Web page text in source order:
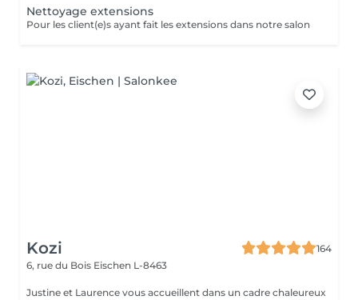
Nettoyage extensions
Pour les client(e)s ayant fait les extensions dans notre salon
Kozi
164
6, rue du Bois Eischen L-8463
Justine et Laurence vous accueillent dans un cadre chaleureux